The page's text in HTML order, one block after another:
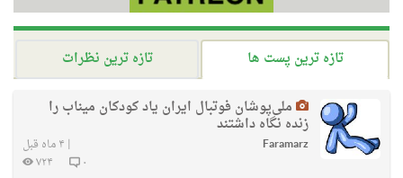
تازه ترین پست ها
تازه ترین نظرات
ملی‌پوشان فوتبال ایران یاد کودکان میناب را
زنده نگاه داشتند
Faramarz
| ۴ ماه قبل
۰
۷۲۴